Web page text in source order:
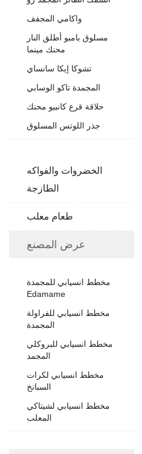
واكامي المجفف
مسلوق بامبو أطلق النار
محنك مينما
تشوكا إيكا سانساي
المجمدة تاكو الوسابي
حلاقة قرع كانبيو محنك
جذر اللوتس المسلوق
الخضروات والفواكه
الطازجة
طعام معلب
عرض المصنع
مخطط انسيابي للمجمدة
Edamame
مخطط انسيابي للفراولة
المجمدة
مخطط انسيابي للبروكلي
المجمد
مخطط انسيابي لكرات
السبانخ
مخطط انسيابي لشيتاكي
المعلب